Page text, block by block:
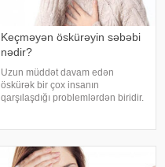
Keçməyən öskürəyin səbəbi
nədir?
Uzun müddət davam edən
öskürək bir çox insanın
qarşılaşdığı problemlərdən biridir.
hər zaman tənəffüs yolu
infeksiyası olmur